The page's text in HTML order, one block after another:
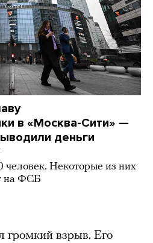
в «Москва-Сити» —
деньги
Некоторые из них
на ФСБ
громкий взрыв. Его